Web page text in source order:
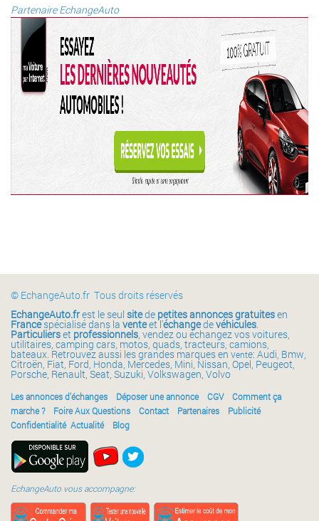
Partenaire EchangeAuto
© EchangeAuto.fr Tous droits réservés
EchangeAuto.frest le seul sitede petites annonces gratuitesen
Francespécialisé dans la venteet l'échangedevéhicules.
Particulierset professionnels, vendez ou échangez vos voitures,
utilitaires, camping cars, motos, quads, tracteurs, camions,
bateaux. Retrouvez aussi les grandes marques en vente: Audi, Bmw,
Citroën, Fiat, Ford, Honda, Mercedes, Mini, Nissan, Opel, Peugeot,
Porsche, Renault, Seat, Suzuki, Volkswagen, Volvo
Les annonces d'échanges Déposer une annonce CGV
Comment ça
marche ?
Foire Aux Questions Contact Partenaires
Publicité
Confidentialité Actualité Blog
EchangeAuto vous accompagne: